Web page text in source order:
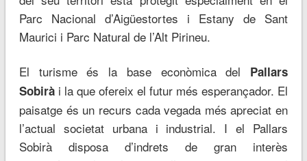
Parc Nacional d’Aigüestortes i Estany de Sant
Maurici i Parc Natural de l’Alt Pirineu.
El turisme és la base econòmica del Pallars
Sobirài la que ofereix el futur més esperançador. El
paisatge és un recurs cada vegada més apreciat en
l’actual societat urbana i industrial. I el Pallars
Sobirà disposa d’indrets de gran interès